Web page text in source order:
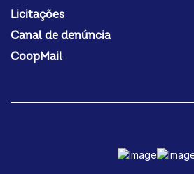
Licitações
Canal de denúncia
CoopMail